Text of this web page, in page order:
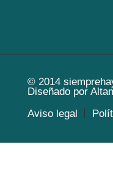
© 2014
Diseñado por
Aviso legal